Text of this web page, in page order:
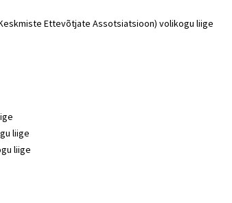
Keskmiste Ettevõtjate Assotsiatsioon) volikogu liige
liige
liige